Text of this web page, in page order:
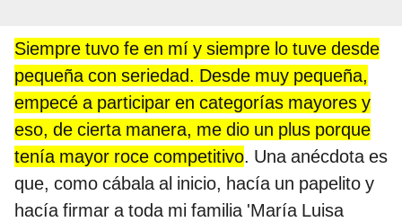
Siempre tuvo fe en mí y siempre lo tuve desde
pequeña con seriedad. Desde muy pequeña,
empecé a participar en categorías mayores y
eso, de cierta manera, me dio un plus porque
tenía mayor roce competitivo. Una anécdota es
que, como cábala al inicio, hacía un papelito y
hacía firmar a toda mi familia 'María Luisa